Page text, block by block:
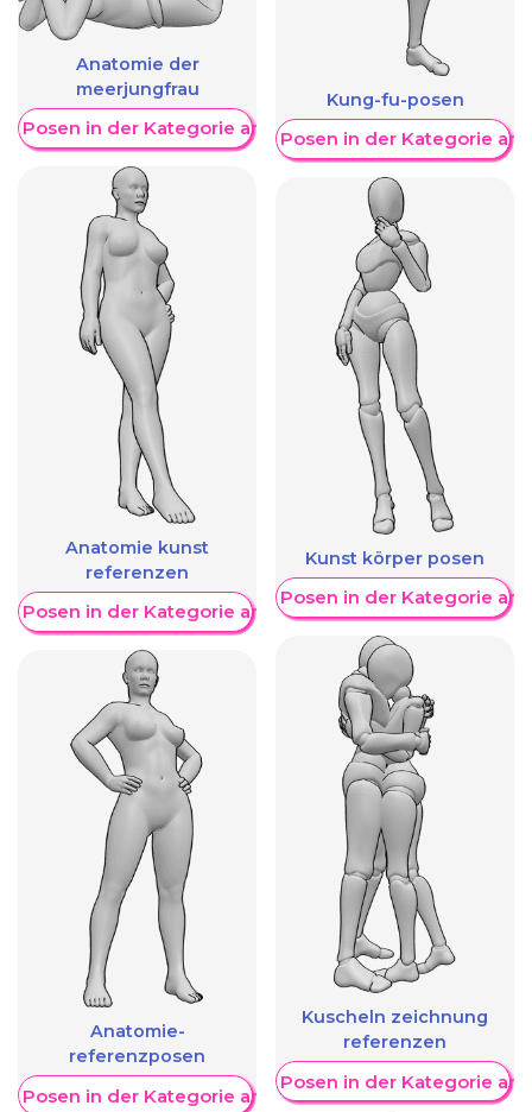
Anatomie der
meerjungfrau
Posen in der Kategorie anzeigen
Anatomie kunst
referenzen
Posen in der Kategorie anzeigen
Anatomie-
referenzposen
Posen in der Kategorie anzeigen
Kung-fu-posen
Weitere Posen in der Kategorie
Kunst körper posen
Weitere Posen in der Kategorie
Kuscheln zeichnung
referenzen
Weitere Posen in der Kategorie